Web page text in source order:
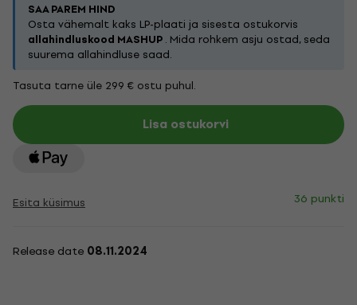
SAA PAREM HIND
Osta vähemalt kaks LP-plaati ja sisesta ostukorvis
allahindluskood MASHUP. Mida rohkem asju ostad, seda
suurema allahindluse saad.
Tasuta tarne üle 299 € ostu puhul.
Lisa ostukorvi
Esita küsimus 36 punkti
Release date 08.11.2024